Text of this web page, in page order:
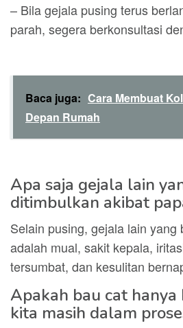
– Bila gejala pusing terus
parah, segera berkonsultasi
Baca juga: Cara Membuat
Depan Rumah
Apa saja gejala lain
ditimbulkan akibat
Selain pusing, gejala lain yang
adalah mual, sakit kepala,
tersumbat, dan kesulitan
Apakah bau cat hanya
kita masih dalam